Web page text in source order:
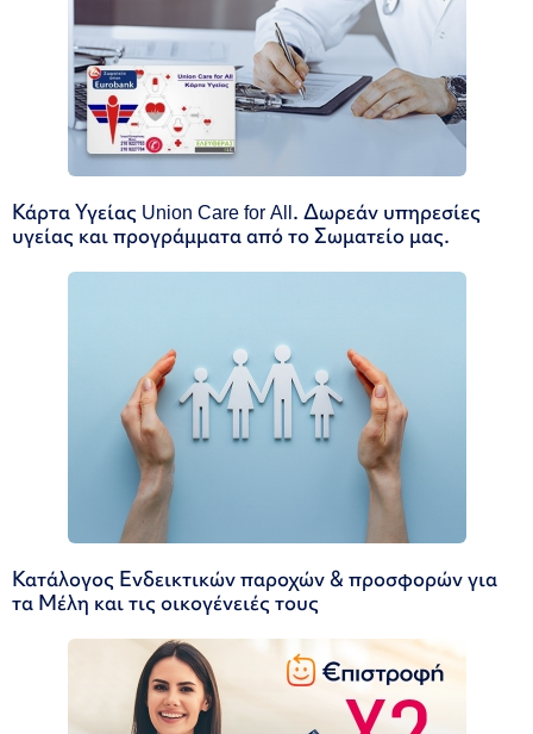
Κάρτα Υγείας Union Care for All. Δωρεάν υπηρεσίες
υγείας και προγράμματα από το Σωματείο μας.
Κατάλογος Ενδεικτικών παροχών & προσφορών για
τα Μέλη και τις οικογένειές τους